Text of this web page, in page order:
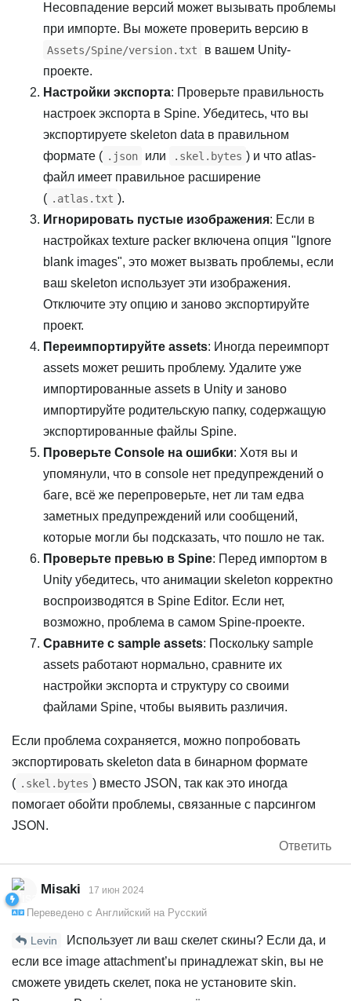
Несовпадение версий может вызывать проблемы
при импорте. Вы можете проверить версию в
Assets/Spine/version.txt
в вашем Unity-
проекте.
Настройки экспорта: Проверьте правильность
настроек экспорта в Spine. Убедитесь, что вы
экспортируете skeleton data в правильном
формате ( .json или .skel.bytes ) и что atlas-
файл имеет правильное расширение
( .atlas.txt ).
Игнорировать пустые изображения: Если в
настройках texture packer включена опция "Ignore
blank images", это может вызвать проблемы, если
ваш skeleton использует эти изображения.
Отключите эту опцию и заново экспортируйте
проект.
Переимпортируйте assets: Иногда переимпорт
assets может решить проблему. Удалите уже
импортированные assets в Unity и заново
импортируйте родительскую папку, содержащую
экспортированные файлы Spine.
Проверьте Console на ошибки: Хотя вы и
упомянули, что в console нет предупреждений о
баге, всё же перепроверьте, нет ли там едва
заметных предупреждений или сообщений,
которые могли бы подсказать, что пошло не так.
Проверьте превью в Spine: Перед импортом в
Unity убедитесь, что анимации skeleton корректно
воспроизводятся в Spine Editor. Если нет,
возможно, проблема в самом Spine-проекте.
Сравните с sample assets: Поскольку sample
assets работают нормально, сравните их
настройки экспорта и структуру со своими
файлами Spine, чтобы выявить различия.
Если проблема сохраняется, можно попробовать
экспортировать skeleton data в бинарном формате
( .skel.bytes ) вместо JSON, так как это иногда
помогает обойти проблемы, связанные с парсингом
JSON.
Ответить
Misaki 17 июн 2024
Переведено с Английский на Русский
Levin
Использует ли ваш скелет скины? Если да, и
если все image attachment’ы принадлежат skin, вы не
сможете увидеть скелет, пока не установите skin.